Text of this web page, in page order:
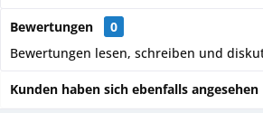
Bewertungen
0
Bewertungen lesen, schreiben und
Kunden haben sich ebenfalls angesehen